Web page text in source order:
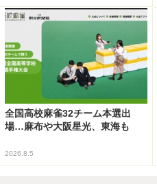
全国高校麻雀32チーム本選出
場…麻布や大阪星光、東海も
2026.8.5